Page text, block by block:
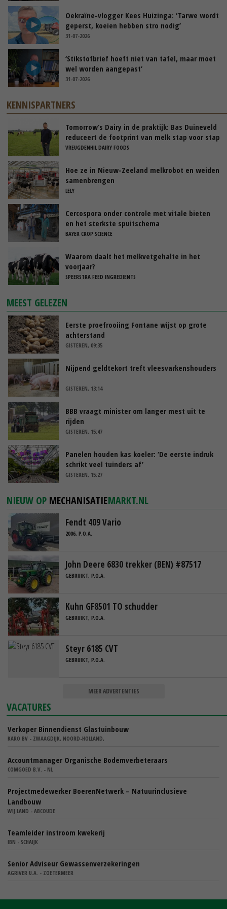
Oekraïne-vlogger Kees Huizinga: ‘Tarwe wordt
geperst, koeien hebben stro nodig’
31-07-2026
‘Stikstofbrief hoeft niet van tafel, maar moet
wel worden aangepast’
31-07-2026
KENNISPARTNERS
Tomorrow’s Dairy in de praktijk: Bas Duineveld
reduceert de footprint van melk stap voor stap
VREUGDENHIL DAIRY FOODS
Hoe ze in Nieuw-Zeeland melkrobot en weiden
samenbrengen
LELY
Cercospora onder controle met vitale bieten
en het sterkste spuitschema
BAYER CROP SCIENCE
Waarom daalt het melkvetgehalte in het
voorjaar?
SPEERSTRA FEED INGREDIENTS
MEEST GELEZEN
Eerste proefrooiing Fontane wijst op grote
achterstand
GISTEREN, 09:35
Nijpend geldtekort treft vleesvarkenshouders
GISTEREN, 13:14
BBB vraagt minister om langer mest uit te
rijden
GISTEREN, 15:47
Panelen houden kas koeler: ‘De eerste indruk
schrikt veel tuinders af’
GISTEREN, 15:27
NIEUW OP MECHANISATIEMARKT.NL
Fendt 409 Vario
2006, P.O.A.
John Deere 6830 trekker (BEN) #87517
GEBRUIKT, P.O.A.
Kuhn GF8501 TO schudder
GEBRUIKT, P.O.A.
Steyr 6185 CVT
GEBRUIKT, P.O.A.
MEER ADVERTENTIES
VACATURES
Verkoper Binnendienst Glastuinbouw
KARO BV - ZWAAGDIJK, NOORD-HOLLAND,
Accountmanager Organische Bodemverbeteraars
COMGOED B.V. - NL
Projectmedewerker BoerenNetwerk – Natuurinclusieve
Landbouw
WIJ.LAND - ABCOUDE
Teamleider instroom kwekerij
IBN - SCHAIJK
Senior Adviseur Gewassenverzekeringen
AGRIVER U.A. - ZOETERMEER